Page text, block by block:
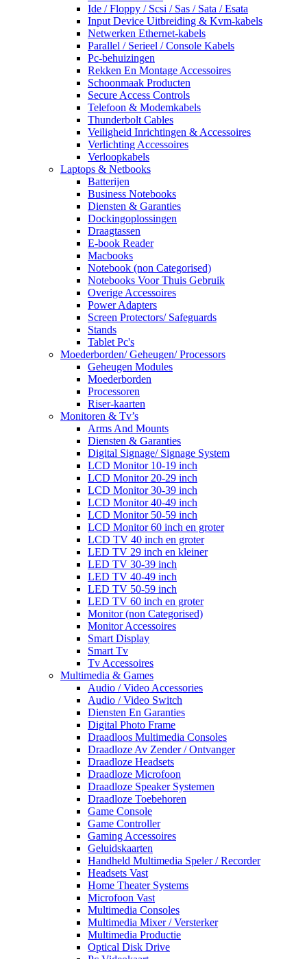
Ide / Floppy / Scsi / Sas / Sata / Esata
Input Device Uitbreiding & Kvm-kabels
Netwerken Ethernet-kabels
Parallel / Serieel / Console Kabels
Pc-behuizingen
Rekken En Montage Accessoires
Schoonmaak Producten
Secure Access Controls
Telefoon & Modemkabels
Thunderbolt Cables
Veiligheid Inrichtingen & Accessoires
Verlichting Accessoires
Verloopkabels
Laptops & Netbooks
Batterijen
Business Notebooks
Diensten & Garanties
Dockingoplossingen
Draagtassen
E-book Reader
Macbooks
Notebook (non Categorised)
Notebooks Voor Thuis Gebruik
Overige Accessoires
Power Adapters
Screen Protectors/ Safeguards
Stands
Tablet Pc's
Moederborden/ Geheugen/ Processors
Geheugen Modules
Moederborden
Processoren
Riser-kaarten
Monitoren & Tv’s
Arms And Mounts
Diensten & Garanties
Digital Signage/ Signage System
LCD Monitor 10-19 inch
LCD Monitor 20-29 inch
LCD Monitor 30-39 inch
LCD Monitor 40-49 inch
LCD Monitor 50-59 inch
LCD Monitor 60 inch en groter
LCD TV 40 inch en groter
LED TV 29 inch en kleiner
LED TV 30-39 inch
LED TV 40-49 inch
LED TV 50-59 inch
LED TV 60 inch en groter
Monitor (non Categorised)
Monitor Accessoires
Smart Display
Smart Tv
Tv Accessoires
Multimedia & Games
Audio / Video Accessories
Audio / Video Switch
Diensten En Garanties
Digital Photo Frame
Draadloos Multimedia Consoles
Draadloze Av Zender / Ontvanger
Draadloze Headsets
Draadloze Microfoon
Draadloze Speaker Systemen
Draadloze Toebehoren
Game Console
Game Controller
Gaming Accessoires
Geluidskaarten
Handheld Multimedia Speler / Recorder
Headsets Vast
Home Theater Systems
Microfoon Vast
Multimedia Consoles
Multimedia Mixer / Versterker
Multimedia Productie
Optical Disk Drive